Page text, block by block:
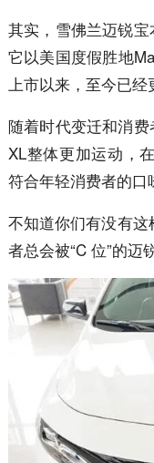
其实，雪佛兰迈锐
它以美国度假胜地
上市以来，至今已经
随着时代变迁和消
XL整体更加运动，
符合年轻消费者的口
不知道你们有没有
者总会被“C 位”的迈